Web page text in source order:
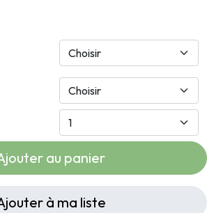
au panier
à ma liste